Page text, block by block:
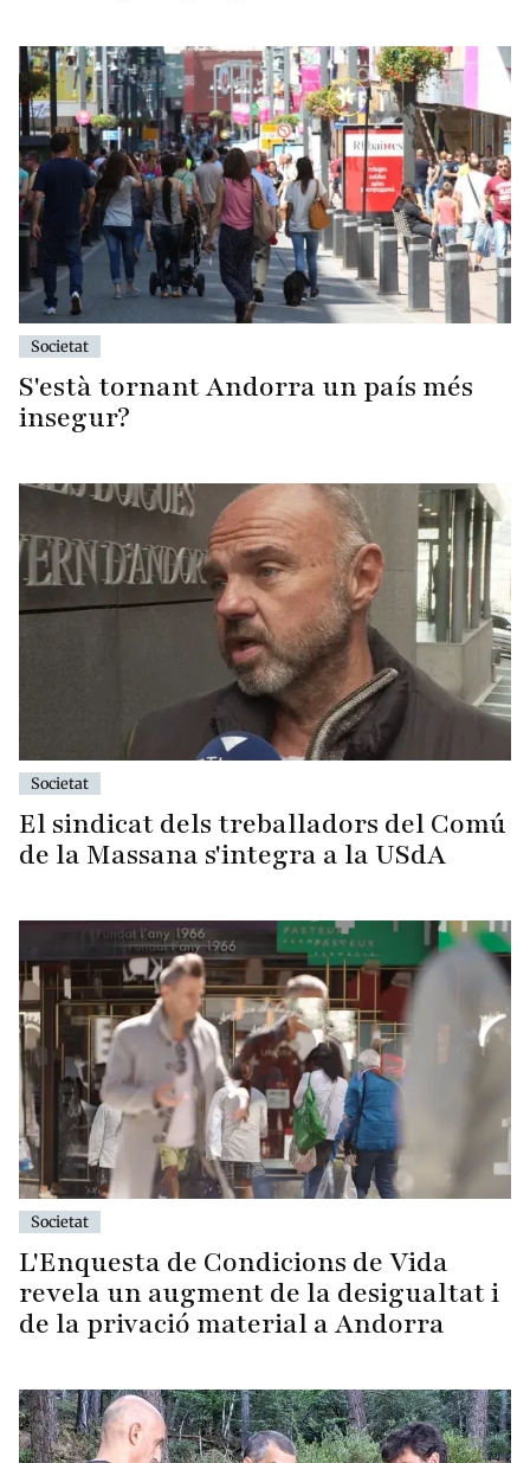
Societat
S'està tornant Andorra un país més
insegur?
Societat
El sindicat dels treballadors del Comú
de la Massana s'integra a la USdA
Societat
L'Enquesta de Condicions de Vida
revela un augment de la desigualtat i
de la privació material a Andorra